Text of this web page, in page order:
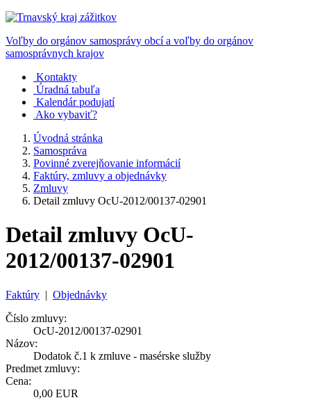
Voľby do orgánov samosprávy obcí a voľby do orgánov
samosprávnych krajov
Kontakty
Úradná tabuľa
Kalendár podujatí
Ako vybaviť?
Úvodná stránka
Samospráva
Povinné zverejňovanie informácií
Faktúry, zmluvy a objednávky
Zmluvy
Detail zmluvy OcU-2012/00137-02901
Detail zmluvy OcU-
2012/00137-02901
Faktúry | Objednávky
Číslo zmluvy:
OcU-2012/00137-02901
Názov:
Dodatok č.1 k zmluve - masérske služby
Predmet zmluvy:
Cena:
0,00 EUR